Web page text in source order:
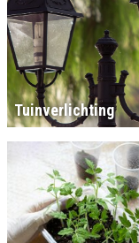
Tuinverlichting